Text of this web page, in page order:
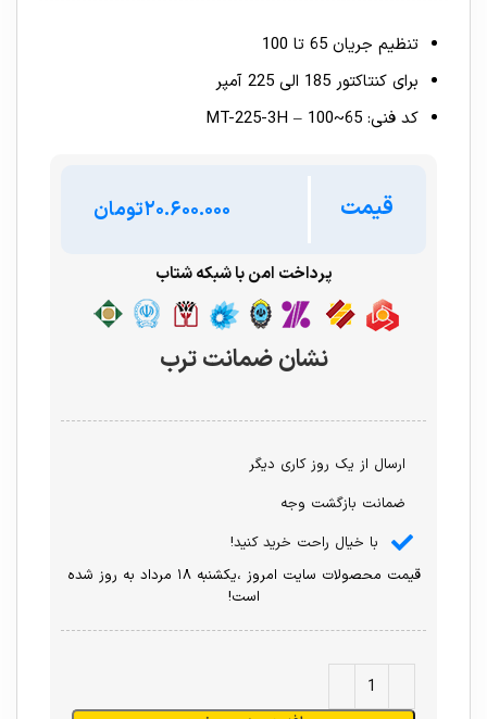
تنظیم جریان 65 تا 100
برای کنتاکتور 185 الی 225 آمپر
کد فنی: MT-225-3H – 100~65
قیمت تومان
پرداخت امن با شبکه شتاب
نشان ضمانت ترب
ارسال از یک روز کاری دیگر
ضمانت بازگشت وجه
با خیال راحت خرید کنید!
قیمت محصولات سایت امروز ،یکشنبه ۱۸ مرداد به روز شده
است!